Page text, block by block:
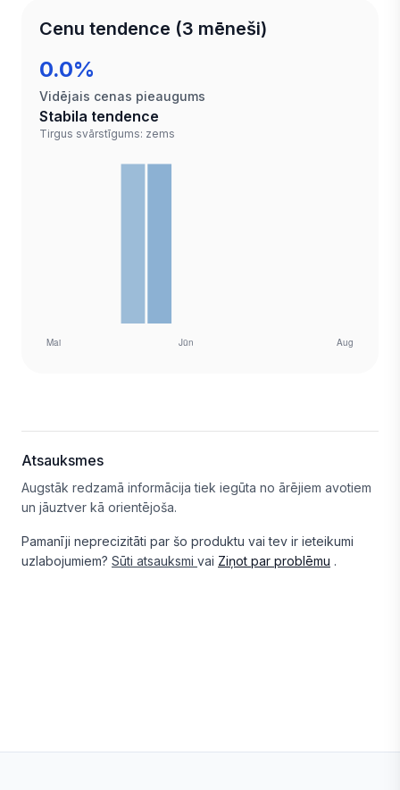
Cenu tendence (3 mēneši)
0.0%
Vidējais cenas pieaugums
Stabila tendence
Tirgus svārstīgums: zems
Atsauksmes
Augstāk redzamā informācija tiek iegūta no ārējiem avotiem
un jāuztver kā orientējoša.
Pamanīji neprecizitāti par šo produktu vai tev ir ieteikumi
uzlabojumiem? Sūti atsauksmi vai Ziņot par problēmu .